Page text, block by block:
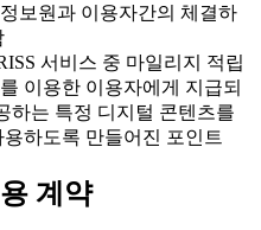
보원과 이용자간의 체결하
서비스 중 마일리지 적립
이용한 이용자에게 지급되
하는 특정 디지털 콘텐츠를
하도록 만들어진 포인트
계약